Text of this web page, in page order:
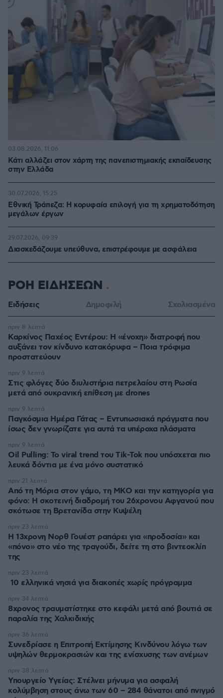
Κάτι αλλάζει στον χάρτη της πανεπιστημιακής εκπαίδευσης
στην Ελλάδα
03.08.2026, 11:06
Εθνική Τράπεζα: Η κορυφαία επιλογή για τη χρηματοδότηση
μεγάλων έργων
30.07.2026, 15:25
Διασκεδάζουμε υπεύθυνα, επιστρέφουμε με ασφάλεια
29.07.2026, 09:39
ΡΟΗ ΕΙΔΗΣΕΩΝ
Ειδήσεις Δημοφιλή Σχολιασμένα
Καρκίνος Παχέος Εντέρου: Η «ένοχη» διατροφή που
αυξάνει τον κίνδυνο κατακόρυφα – Ποια τρόφιμα
προστατεύουν
πριν 8 λεπτά
Στις φλόγες δύο διυλιστήρια πετρελαίου στη Ρωσία
μετά από ουκρανική επίθεση με drones
πριν 9 λεπτά
Παγκόσμια Ημέρα Γάτας – Εντυπωσιακά πράγματα που
ίσως δεν γνωρίζατε για αυτά τα υπέροχα πλάσματα
πριν 9 λεπτά
Oil Pulling: To viral trend του Tik-Tok που υπόσχεται πιο
λευκά δόντια με ένα μόνο συστατικό
πριν 9 λεπτά
Από τη Μόρια στον γάμο, τη ΜΚΟ και την κατηγορία για
φόνο: Η σκοτεινή διαδρομή του 26χρονου Αφγανού που
σκότωσε τη Βρετανίδα στην Κυψέλη
πριν 21 λεπτά
Η 13χρονη Νορθ Γουέστ ραπάρει για «προδοσία» και
«πόνο» στο νέο της τραγούδι, δείτε τη στο βιντεοκλίπ
της
πριν 23 λεπτά
10 ελληνικά νησιά για διακοπές χωρίς πρόγραμμα
πριν 23 λεπτά
8χρονος τραυματίστηκε στο κεφάλι μετά από βουτιά σε
παραλία της Χαλκιδικής
πριν 34 λεπτά
Συνεδρίασε η Επιτροπή Εκτίμησης Κινδύνου λόγω των
υψηλών θερμοκρασιών και της ενίσχυσης των ανέμων
πριν 36 λεπτά
Υπουργείο Υγείας: Στέλνει μήνυμα για ασφαλή
κολύμβηση στους άνω των 60 – 284 θάνατοι από πνιγμό
πριν 38 λεπτά